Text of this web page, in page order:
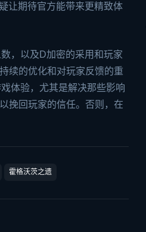
让期待官方能带来更精致体
，以及D加密的采用和玩家
续的优化和对玩家反馈的重
体验，尤其是解决那些影响
挽回玩家的信任。否则，在
霍格沃茨之遗